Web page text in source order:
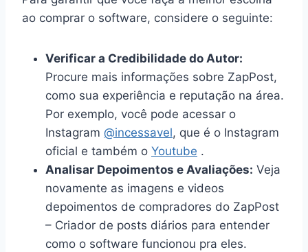
ao comprar o software, considere o seguinte:
Verificar a Credibilidade do Autor:
Procure mais informações sobre ZapPost,
como sua experiência e reputação na área.
Por exemplo, você pode acessar o
Instagram @incessavel, que é o Instagram
oficial e também o Youtube .
Analisar Depoimentos e Avaliações: Veja
novamente as imagens e videos
depoimentos de compradores do ZapPost
– Criador de posts diários para entender
como o software funcionou pra eles.